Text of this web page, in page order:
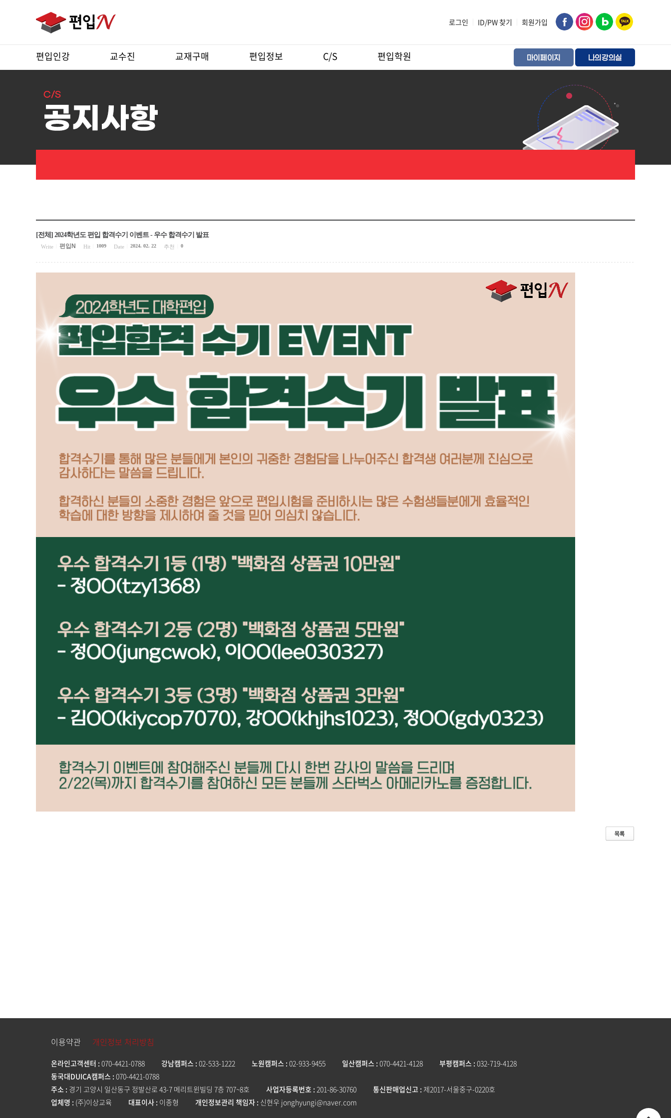
편입인강 교수진 교재구매 편입정보 C/S 편입학원
로그인 ID/PW 찾기 회원가입
[전체] 2024학년도 편입 합격수기 이벤트 - 우수 합격수기 발표
Write 편입N Hit 1009 Date 2024. 02. 22 추천 0
이용약관 개인정보 처리방침
온라인고객센터 070-4421-0788 강남캠퍼스 02-533-1222 노원캠퍼스 02-933-9455 일산캠퍼스 070-4421-4128 부평캠퍼스 032-719-4128
동국대DUICA캠퍼스 070-4421-0788
주소 경기 고양시 일산동구 정발산로 43-7 메리트윈빌딩 7층 707~8호 사업자등록번호 201-86-30760 통신판매업신고 제2017-서울중구-0220호
업체명 (주)이상교육 대표이사 이종형 개인정보관리 책임자 신현우 jonghyungi@naver.com